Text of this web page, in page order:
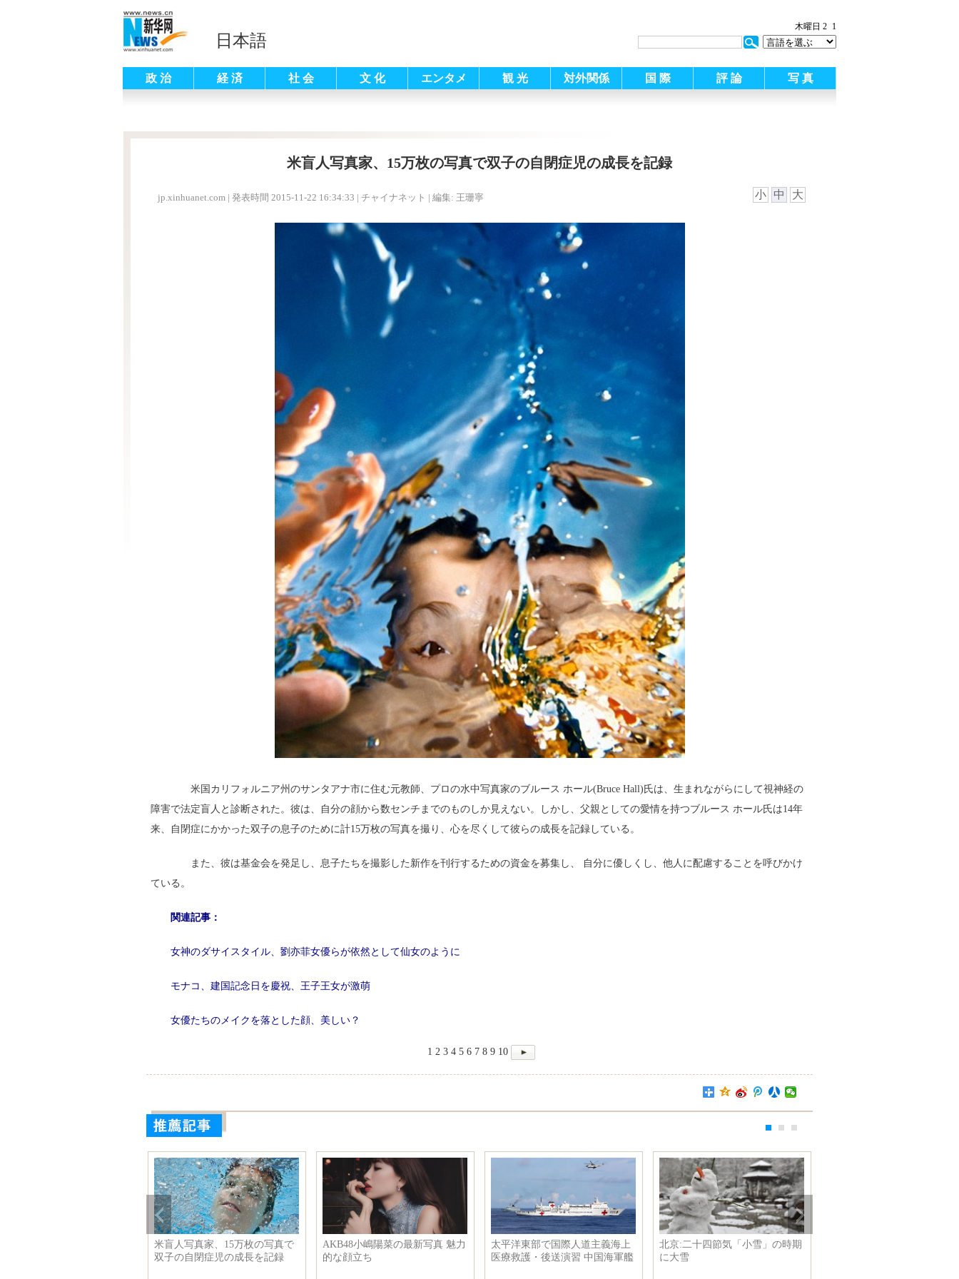
日本語
木曜日 2 1
政 治 経 済 社 会 文 化 エンタメ 観 光 対外関係 国 際 評 論 写 真
米盲人写真家、15万枚の写真で双子の自閉症児の成長を記録
jp.xinhuanet.com | 発表時間 2015-11-22 16:34:33 | チャイナネット | 編集: 王珊寧 小 中 大
米国カリフォルニア州のサンタアナ市に住む元教師、プロの水中写真家のブルース ホール(Bruce Hall)氏は、生まれながらにして視神経の
障害で法定盲人と診断された。彼は、自分の顔から数センチまでのものしか見えない。しかし、父親としての愛情を持つブルース ホール氏は14年
来、自閉症にかかった双子の息子のために計15万枚の写真を撮り、心を尽くして彼らの成長を記録している。
また、彼は基金会を発足し、息子たちを撮影した新作を刊行するための資金を募集し、 自分に優しくし、他人に配慮することを呼びかけ
ている。
関連記事：
女神のダサイスタイル、劉亦菲女優らが依然として仙女のように
モナコ、建国記念日を慶祝、王子王女が激萌
女優たちのメイクを落とした顔、美しい？
1 2 3 4 5 6 7 8 9 10
米盲人写真家、15万枚の写真で
双子の自閉症児の成長を記録
AKB48小嶋陽菜の最新写真 魅力
的な顔立ち
太平洋東部で国際人道主義海上
医療救護・後送演習 中国海軍艦
北京:二十四節気「小雪」の時期
に大雪